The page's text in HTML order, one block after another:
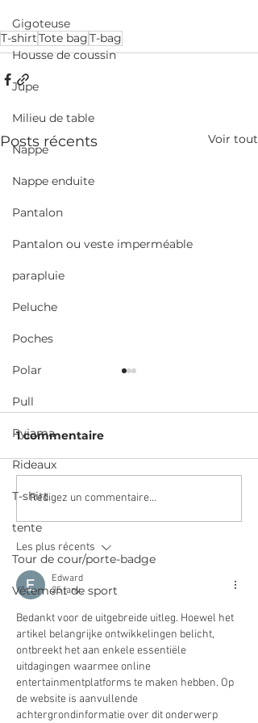
Gigoteuse
Housse de coussin
Jupe
Milieu de table
Nappe
Nappe enduite
Pantalon
Pantalon ou veste imperméable
parapluie
Peluche
Poches
Polar
Pull
Pyjama
Rideaux
T-shirt
tente
Tour de cour/porte-badge
Vêtement de sport
T-shirtTote bagT-bag
Posts récents Voir tout
1 t-shirt (ou des
chutes) = 1 bracelet
1 commentaire
Rédigez un commentaire...
Les plus récents
Edward
25 janv.
Bedankt voor de uitgebreide uitleg. Hoewel het
artikel belangrijke ontwikkelingen belicht,
ontbreekt het aan enkele essentiële
uitdagingen waarmee online
entertainmentplatforms te maken hebben. Op
de website is aanvullende
achtergrondinformatie over dit onderwerp